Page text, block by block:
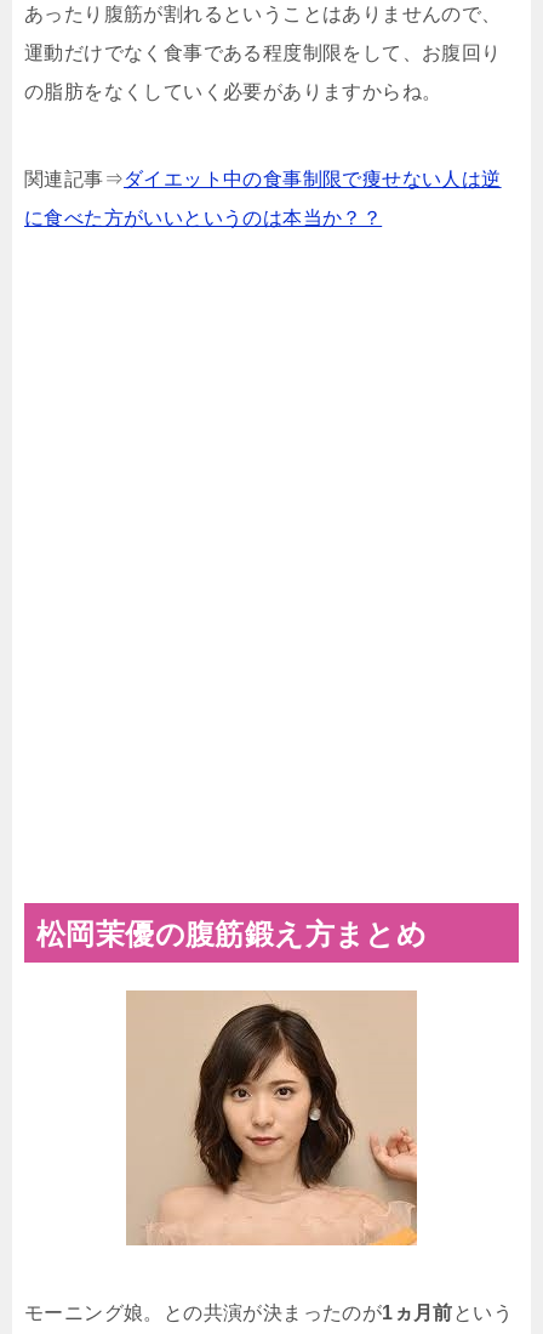
あったり腹筋が割れるということはありませんので、
運動だけでなく食事である程度制限をして、お腹回り
の脂肪をなくしていく必要がありますからね。
関連記事⇒ダイエット中の食事制限で痩せない人は逆
に食べた方がいいというのは本当か？？
松岡茉優の腹筋鍛え方まとめ
モーニング娘。との共演が決まったのが1ヵ月前という